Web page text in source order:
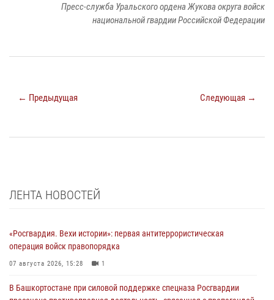
Пресс-служба Уральского ордена Жукова округа войск
национальной гвардии Российской Федерации
← Предыдущая Следующая →
ЛЕНТА НОВОСТЕЙ
«Росгвардия. Вехи истории»: первая антитеррористическая
операция войск правопорядка
07 августа 2026, 15:28 1
В Башкортостане при силовой поддержке спецназа Росгвардии